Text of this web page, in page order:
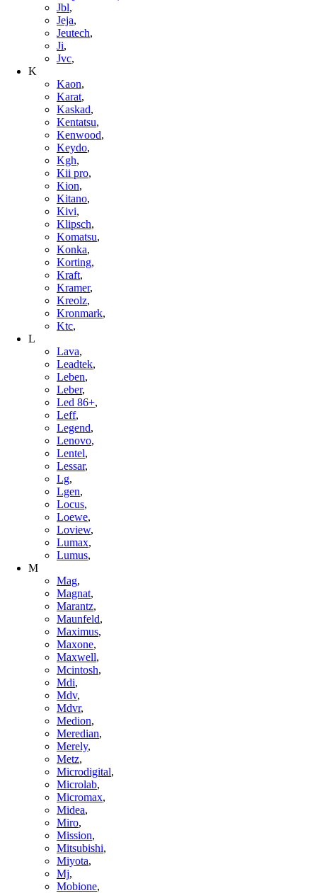
Jbl,
Jeja,
Jeutech,
Ji,
Jvc,
K
Kaon,
Karat,
Kaskad,
Kentatsu,
Kenwood,
Keydo,
Kgh,
Kii pro,
Kion,
Kitano,
Kivi,
Klipsch,
Komatsu,
Konka,
Korting,
Kraft,
Kramer,
Kreolz,
Kronmark,
Ktc,
L
Lava,
Leadtek,
Leben,
Leber,
Led 86+,
Leff,
Legend,
Lenovo,
Lentel,
Lessar,
Lg,
Lgen,
Locus,
Loewe,
Loview,
Lumax,
Lumus,
M
Mag,
Magnat,
Marantz,
Maunfeld,
Maximus,
Maxone,
Maxwell,
Mcintosh,
Mdi,
Mdv,
Mdvr,
Medion,
Meredian,
Merely,
Metz,
Microdigital,
Microlab,
Micromax,
Midea,
Miro,
Mission,
Mitsubishi,
Miyota,
Mj,
Mobione,